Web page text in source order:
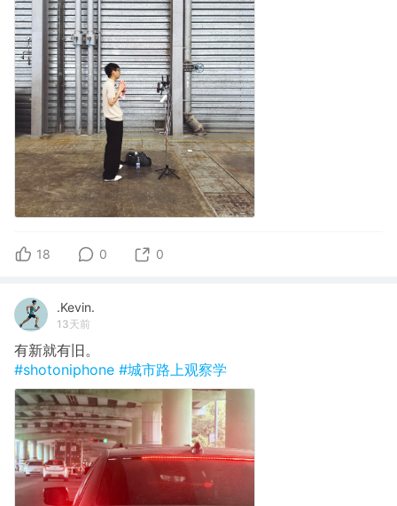
18 0 0
.Kevin.
13天前
有新就有旧。
#shotoniphone #城市路上观察学